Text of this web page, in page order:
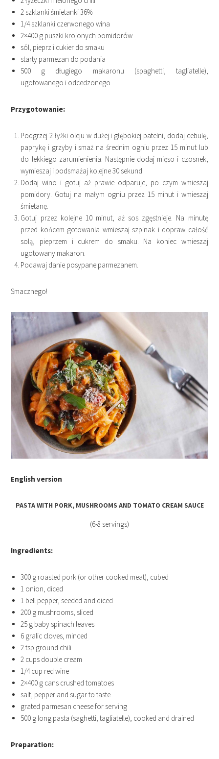
2 szklanki śmietanki 36%
1/4 szklanki czerwonego wina
2×400 g puszki krojonych pomidorów
sól, pieprz i cukier do smaku
starty parmezan do podania
500 g długiego makaronu (spaghetti, tagliatelle),
ugotowanego i odcedzonego
Przygotowanie:
Podgrzej 2 łyżki oleju w dużej i głębokiej patelni, dodaj cebulę,
paprykę i grzyby i smaż na średnim ogniu przez 15 minut lub
do lekkiego zarumienienia. Następnie dodaj mięso i czosnek,
wymieszaj i podsmażaj kolejne 30 sekund.
Dodaj wino i gotuj aż prawie odparuje, po czym wmieszaj
pomidory. Gotuj na małym ogniu przez 15 minut i wmieszaj
śmietanę.
Gotuj przez kolejne 10 minut, aż sos zgęstnieje. Na minutę
przed końcem gotowania wmieszaj szpinak i dopraw całość
solą, pieprzem i cukrem do smaku. Na koniec wmieszaj
ugotowany makaron.
Podawaj danie posypane parmezanem.
Smacznego!
English version
PASTA WITH PORK, MUSHROOMS AND TOMATO CREAM SAUCE
(6-8 servings)
Ingredients:
300 g roasted pork (or other cooked meat), cubed
1 onion, diced
1 bell pepper, seeded and diced
200 g mushrooms, sliced
25 g baby spinach leaves
6 gralic cloves, minced
2 tsp ground chili
2 cups double cream
1/4 cup red wine
2×400 g cans crushed tomatoes
salt, pepper and sugar to taste
grated parmesan cheese for serving
500 g long pasta (saghetti, tagliatelle), cooked and drained
Preparation: